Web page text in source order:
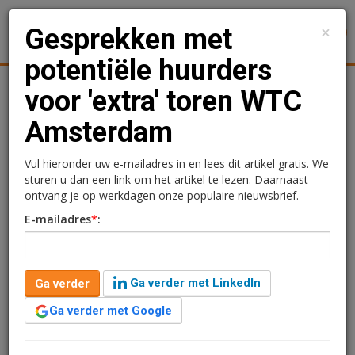
Nieuws Uitgelicht Achtergronden
Gesprekken met
potentiële huurders voor
'extra' toren WTC
Amsterdam
Ramon Holle
15 oktober 2018 om 14:31
8 jaar geleden aangepast
2 minuten leestijd
WTC Amsterdam wordt uitgebreid met 32.000 m2. Ook
×
Gesprekken met
potentiële huurders
voor 'extra' toren WTC
Amsterdam
Vul hieronder uw e-mailadres in en lees dit artikel gratis. We
sturen u dan een link om het artikel te lezen. Daarnaast
ontvang je op werkdagen onze populaire nieuwsbrief.
E-mailadres*:
Ga verder
Ga verder met LinkedIn
Ga verder met Google